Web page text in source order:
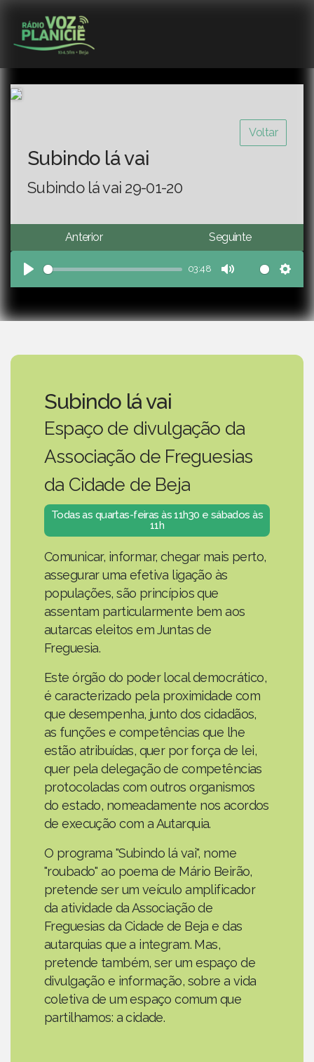
Voltar
Subindo lá vai
Subindo lá vai 29-01-20
Anterior Seguinte
Play
03:48
Mute
Subindo lá vai
Espaço de divulgação da
Associação de Freguesias
da Cidade de Beja
Todas as quartas-feiras às 11h30 e sábados às
11h
Comunicar, informar, chegar mais perto,
assegurar uma efetiva ligação às
populações, são princípios que
assentam particularmente bem aos
autarcas eleitos em Juntas de
Freguesia.
Este órgão do poder local democrático,
é caracterizado pela proximidade com
que desempenha, junto dos cidadãos,
as funções e competências que lhe
estão atribuídas, quer por força de lei,
quer pela delegação de competências
protocoladas com outros organismos
do estado, nomeadamente nos acordos
de execução com a Autarquia.
O programa "Subindo lá vai", nome
"roubado" ao poema de Mário Beirão,
pretende ser um veículo amplificador
da atividade da Associação de
Freguesias da Cidade de Beja e das
autarquias que a integram. Mas,
pretende também, ser um espaço de
divulgação e informação, sobre a vida
coletiva de um espaço comum que
partilhamos: a cidade.